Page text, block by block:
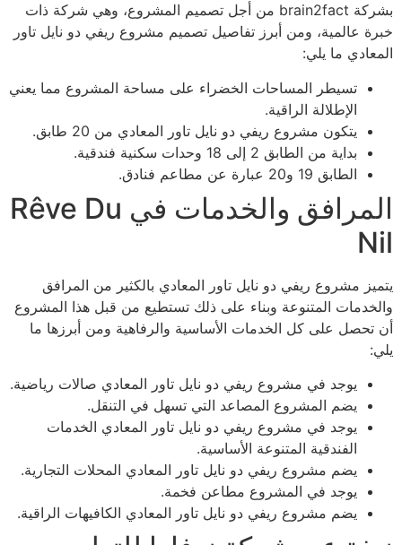
بشركة brain2fact من أجل تصميم المشروع، وهي شركة ذات
خبرة عالمية، ومن أبرز تفاصيل تصميم مشروع ريفي دو نايل تاور
المعادي ما يلي:
تسيطر المساحات الخضراء على مساحة المشروع مما يعني
الإطلالة الراقية.
يتكون مشروع ريفي دو نايل تاور المعادي من 20 طابق.
بداية من الطابق 2 إلى 18 وحدات سكنية فندقية.
الطابق 19 و20 عبارة عن مطاعم فنادق.
المرافق والخدمات في Rêve Du
Nil
يتميز مشروع ريفي دو نايل تاور المعادي بالكثير من المرافق
والخدمات المتنوعة وبناء على ذلك تستطيع من قبل هذا المشروع
أن تحصل على كل الخدمات الأساسية والرفاهية ومن أبرزها ما
يلي:
يوجد في مشروع ريفي دو نايل تاور المعادي صالات رياضية.
يضم المشروع المصاعد التي تسهل في التنقل.
يوجد في مشروع ريفي دو نايل تاور المعادي الخدمات
الفندقية المتنوعة الأساسية.
يضم مشروع ريفي دو نايل تاور المعادي المحلات التجارية.
يوجد في المشروع مطاعن فخمة.
يضم مشروع ريفي دو نايل تاور المعادي الكافيهات الراقية.